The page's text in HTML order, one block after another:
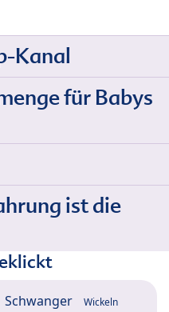
Kanal
für Babys
ist die
Schwanger Wickeln